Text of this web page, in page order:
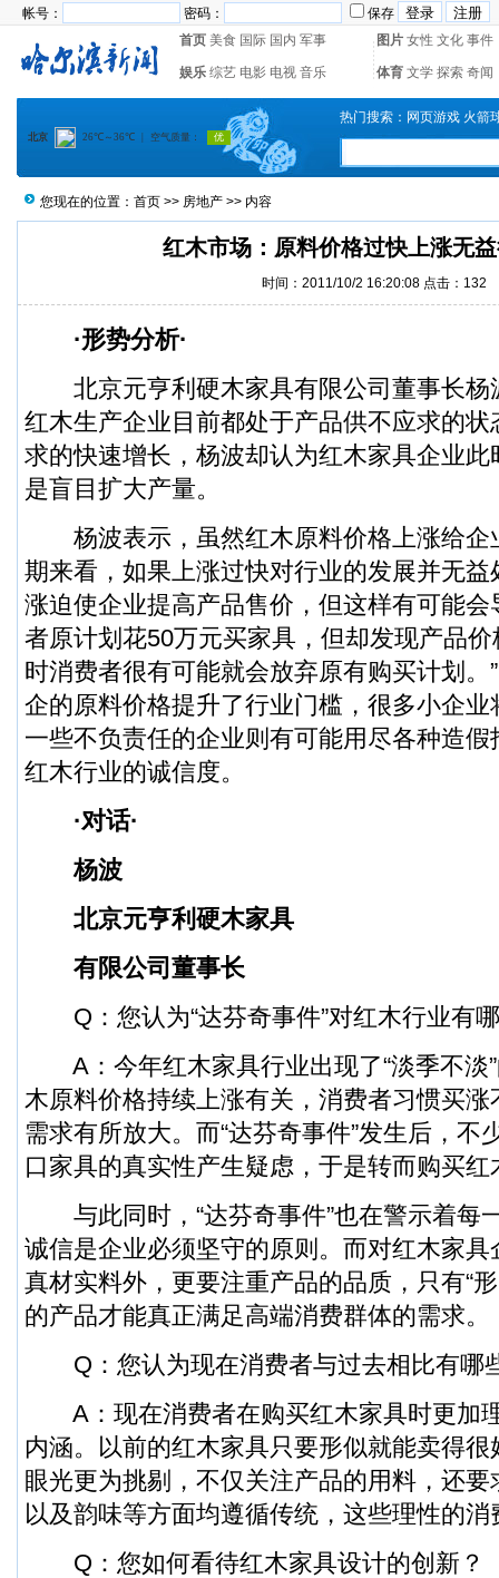
帐号： 密码：
保存
首页 美食 国际 国内 军事 图片 女性 文化 事件
娱乐 综艺 电影 电视 音乐 体育 文学 探索 奇闻
热门搜索： 网页游戏 火箭
您现在的位置： 首页 >> 房地产 >> 内容
红木市场：原料价格过快上涨无
时间：2011/10/2 16:20:08 点击： 132
·形势分析·
北京元亨利硬木家具有限公司董事长杨
红木生产企业目前都处于产品供不应求的
求的快速增长，杨波却认为红木家具企业
是盲目扩大产量。
杨波表示，虽然红木原料价格上涨给企
期来看，如果上涨过快对行业的发展并无
涨迫使企业提高产品售价，但这样有可能会
者原计划花50万元买家具，但却发现产品
时消费者很有可能就会放弃原有购买计划。
企的原料价格提升了行业门槛，很多小企
一些不负责任的企业则有可能用尽各种造
红木行业的诚信度。
·对话·
杨波
北京元亨利硬木家具
有限公司董事长
Q：您认为“达芬奇事件”对红木行业有
A：今年红木家具行业出现了“淡季不淡
木原料价格持续上涨有关，消费者习惯买
需求有所放大。而“达芬奇事件”发生后，不
口家具的真实性产生疑虑，于是转而购买红
与此同时，“达芬奇事件”也在警示着每
诚信是企业必须坚守的原则。而对红木家
真材实料外，更要注重产品的品质，只有“
的产品才能真正满足高端消费群体的需求。
Q：您认为现在消费者与过去相比有哪
A：现在消费者在购买红木家具时更加
内涵。以前的红木家具只要形似就能卖得
眼光更为挑剔，不仅关注产品的用料，还
以及韵味等方面均遵循传统，这些理性的
Q：您如何看待红木家具设计的创新？